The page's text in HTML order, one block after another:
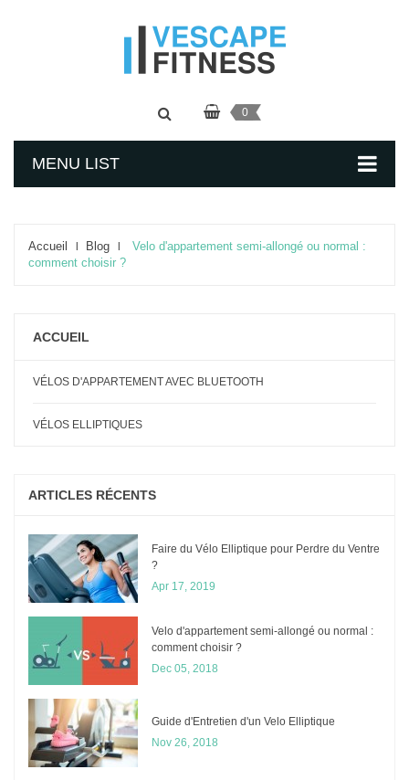
0
MENU LIST
Accueil Blog
Velo d'appartement semi-allongé ou normal :
comment choisir ?
ACCUEIL
VÉLOS D'APPARTEMENT AVEC BLUETOOTH
VÉLOS ELLIPTIQUES
ARTICLES RÉCENTS
Faire du Vélo Elliptique pour Perdre du Ventre
?
Apr 17, 2019
Velo d'appartement semi-allongé ou normal :
comment choisir ?
Dec 05, 2018
Guide d'Entretien d'un Velo Elliptique
Nov 26, 2018